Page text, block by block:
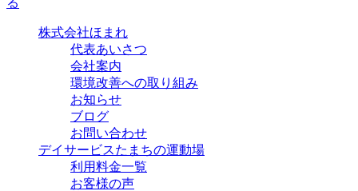
株式会社ほまれ
代表あいさつ
会社案内
環境改善への取り組み
お知らせ
ブログ
お問い合わせ
デイサービスたまちの運動場
利用料金一覧
お客様の声